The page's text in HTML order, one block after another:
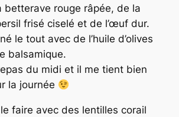
betterave rouge râpée, de la
frisé ciselé et de l’œuf dur.
le tout avec de l’huile d’olives
balsamique.
du midi et il me tient bien
la journée
le faire avec des lentilles corail